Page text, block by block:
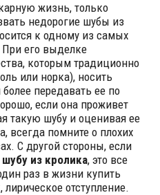
жизнь, только
недорогие шубы из
к одному из самых
его выделке
которым традиционно
или норка), носить
передавать ее по
если она проживет
такую шубу и оценивая ее
всегда помните о плохих
С другой стороны, если
шубу из кролика, это все
раз в жизни купить
отступление.